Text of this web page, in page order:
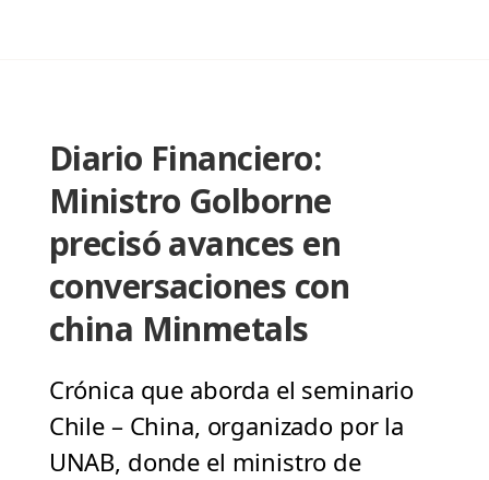
Diario Financiero:
Ministro Golborne
precisó avances en
conversaciones con
china Minmetals
Crónica que aborda el seminario
Chile – China, organizado por la
UNAB, donde el ministro de